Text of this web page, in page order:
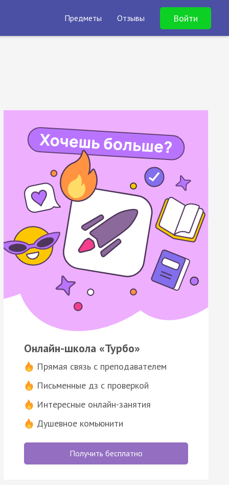
Предметы Отзывы Войти
Онлайн-школа «Турбо»
Прямая связь с преподавателем
Письменные дз с проверкой
Интересные онлайн-занятия
Душевное комьюнити
Получить бесплатно